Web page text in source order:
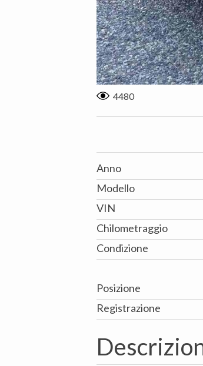
4480
Anno
Modello
VIN
Chilometraggio
Condizione
Posizione
Registrazione